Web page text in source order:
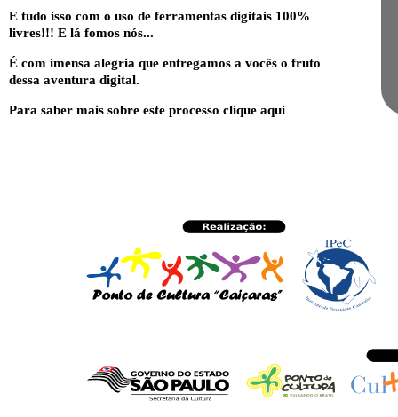
E tudo isso com o uso de ferramentas digitais 100%
livres!!! E lá fomos nós...
É com imensa alegria que entregamos a vocês o fruto
dessa aventura digital.
Para saber mais sobre este processo clique aqui